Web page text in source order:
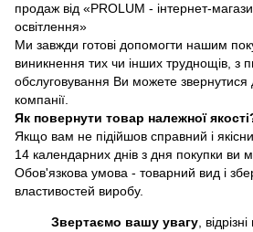
продаж від «PROLUM - інтернет-
освітлення»
Ми завжди готові допомогти нашим
виникнення тих чи інших труднощів, з
обслуговування Ви можете звернутися
компанії.
Як повернути товар належної
Якщо вам не підійшов справний і
14 календарних днів з дня покупки ви
Обов'язкова умова - товарний вид і
властивостей виробу.
Звертаємо вашу увагу,